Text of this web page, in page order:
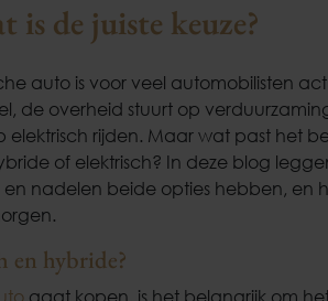
de juiste keuze?
auto is voor veel automobilisten
de overheid stuurt op
rijden. Maar wat past het
of elektrisch? In deze blog
nadelen beide opties hebben, en
en hybride?
gaat kopen, is het belangrijk om